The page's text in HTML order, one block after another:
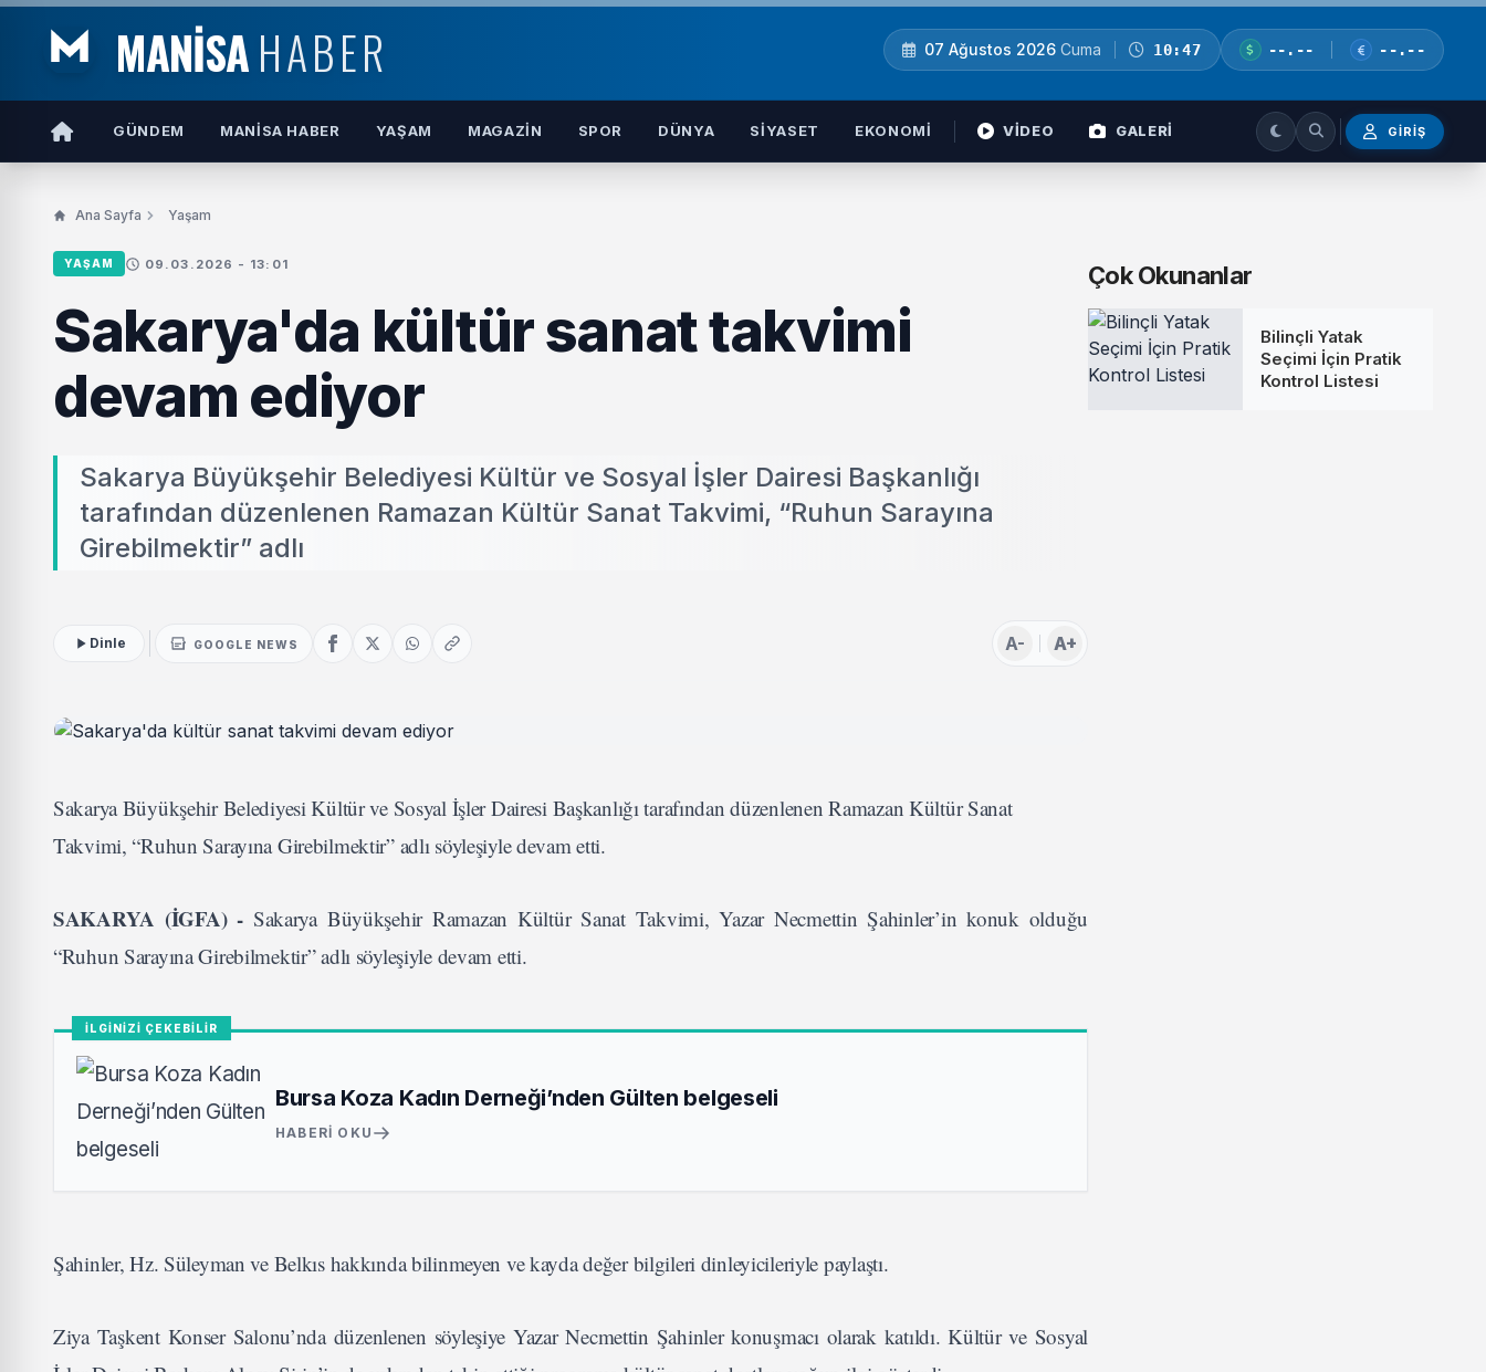
MANİSAHABER 07 Ağustos 2026 Cuma 10:47 --.-- --.--
GÜNDEM MANISA HABER YAŞAM MAGAZIN SPOR DÜNYA SIYASET EKONOMI VİDEO GALERİ GIRIŞ
Ana Sayfa Yaşam
YAŞAM 09.03.2026 - 13:01
Sakarya'da kültür sanat takvimi
devam ediyor
Sakarya Büyükşehir Belediyesi Kültür ve Sosyal İşler Dairesi Başkanlığı
tarafından düzenlenen Ramazan Kültür Sanat Takvimi, “Ruhun Sarayına
Girebilmektir” adlı
Dinle GOOGLE NEWS A- A+
Sakarya Büyükşehir Belediyesi Kültür ve Sosyal İşler Dairesi Başkanlığı tarafından düzenlenen Ramazan Kültür Sanat
Takvimi, “Ruhun Sarayına Girebilmektir” adlı söyleşiyle devam etti.
SAKARYA (İGFA) - Sakarya Büyükşehir Ramazan Kültür Sanat Takvimi, Yazar Necmettin Şahinler’in konuk olduğu
“Ruhun Sarayına Girebilmektir” adlı söyleşiyle devam etti.
İLGİNİZİ ÇEKEBİLİR
Bursa Koza Kadın Derneği’nden Gülten belgeseli
HABERI OKU
Şahinler, Hz. Süleyman ve Belkıs hakkında bilinmeyen ve kayda değer bilgileri dinleyicileriyle paylaştı.
Ziya Taşkent Konser Salonu’nda düzenlenen söyleşiye Yazar Necmettin Şahinler konuşmacı olarak katıldı. Kültür ve Sosyal
Çok Okunanlar
Bilinçli Yatak
Seçimi İçin Pratik
Kontrol Listesi